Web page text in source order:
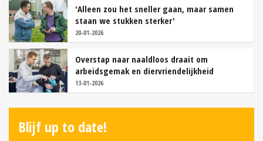
'Alleen zou het sneller gaan, maar samen
staan we stukken sterker'
20-01-2026
Overstap naar naaldloos draait om
arbeidsgemak en diervriendelijkheid
13-01-2026
Blijf up to date!